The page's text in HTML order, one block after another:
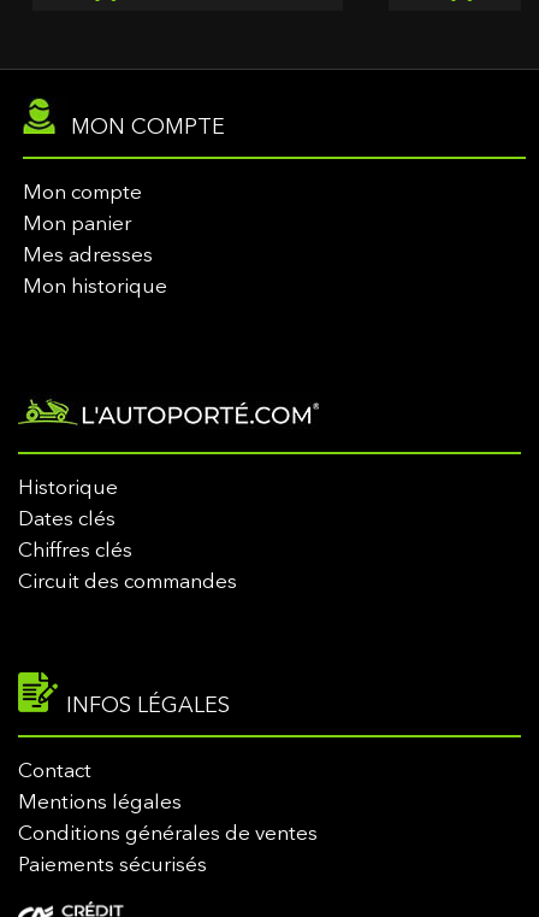
MON COMPTE
Mon compte
Mon panier
Mes adresses
Mon historique
Historique
Dates clés
Chiffres clés
Circuit des commandes
INFOS LÉGALES
Contact
Mentions légales
Conditions générales de ventes
Paiements sécurisés